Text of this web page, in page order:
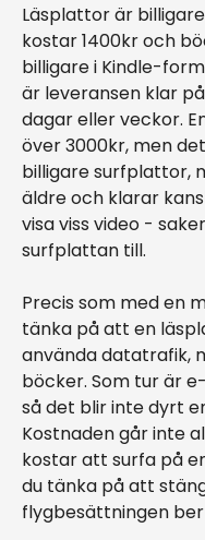
Läsplattor är
kostar 1400kr och
billigare i Kindle-
är leveransen klar
dagar eller veckor.
över 3000kr, men
billigare surfplattor,
äldre och klarar
visa viss video -
surfplattan till.
Precis som med en
tänka på att en
använda datatrafik,
böcker. Som tur är
så det blir inte dyrt
Kostnaden går inte
kostar att surfa på
du tänka på att
flygbesättningen